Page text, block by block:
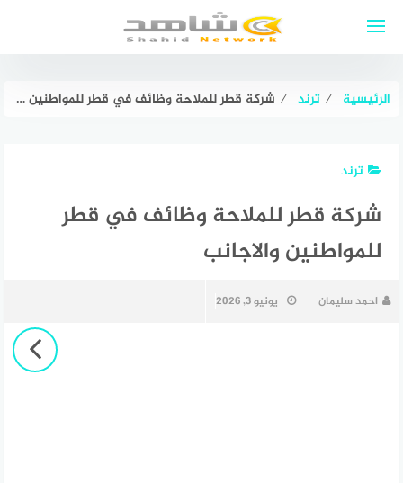
الرئيسية ⁄ ترند ⁄ شركة قطر للملاحة وظائف في قطر للمواطنين والاجانب
ترند
شركة قطر للملاحة وظائف في قطر
للمواطنين والاجانب
احمد سليمان يونيو 3, 2026